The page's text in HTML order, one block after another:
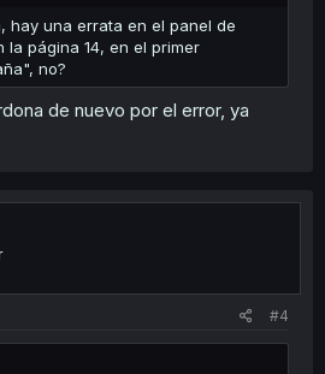
hay una errata en el panel de
la página 14, en el primer
no?
de nuevo por el error, ya
#4